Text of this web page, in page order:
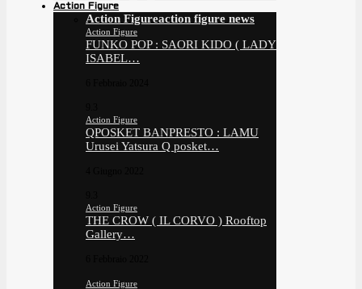
Action Figure
Action Figureaction figure news
Action Figure
FUNKO POP : SAORI KIDO ( LADY
ISABEL…
Action Figure
QPOSKET BANPRESTO : LAMU
Urusei Yatsura Q posket…
Action Figure
THE CROW ( IL CORVO ) Rooftop
Gallery…
Action Figure